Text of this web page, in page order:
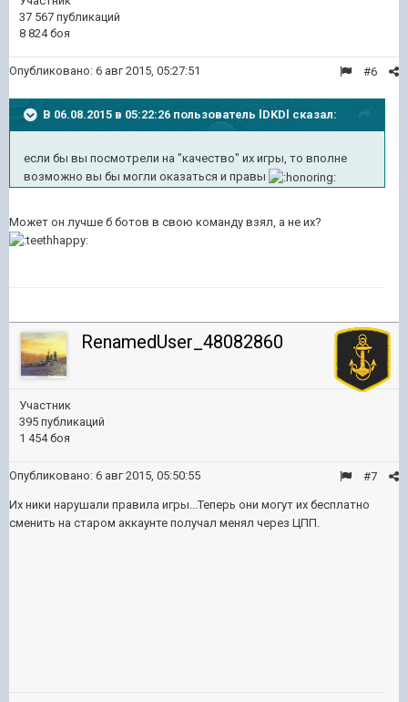
37 567 публикаций
8 824 боя
#6
Опубликовано: 6 авг 2015, 05:27:51
В 06.08.2015 в 05:22:26 пользователь lDKDl сказал:
если бы вы посмотрели на "качество" их игры, то вполне
возможно вы бы могли оказаться и правы
Может он лучше б ботов в свою команду взял, а не их?
58
RenamedUser_48082860
Участник
395 публикаций
1 454 боя
#7
Опубликовано: 6 авг 2015, 05:50:55
Их ники нарушали правила игры...Теперь они могут их бесплатно
сменить на старом аккаунте получал менял через ЦПП.